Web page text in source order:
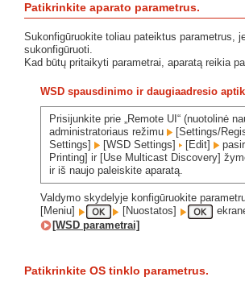
Patikrinkite aparato parametrus.
Sukonfigūruokite toliau pateiktus parametrus,
sukonfigūruoti.
Kad būtų pritaikyti parametrai, aparatą reikia
WSD spausdinimo ir daugiaadresio
Prisijunkite prie „Remote UI“ (nuotolinė
administratoriaus režimu
[Settings/
Settings]
[WSD Settings] [Edit]
Printing] ir [Use Multicast Discovery]
ir iš naujo paleiskite aparatą.
Valdymo skydelyje konfigūruokite
[Meniu]
[Nuostatos]
[WSD parametrai]
Patikrinkite OS tinklo parametrus.